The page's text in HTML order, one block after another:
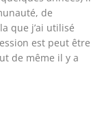
de
que j’ai utilisé
est peut être
de même il y a